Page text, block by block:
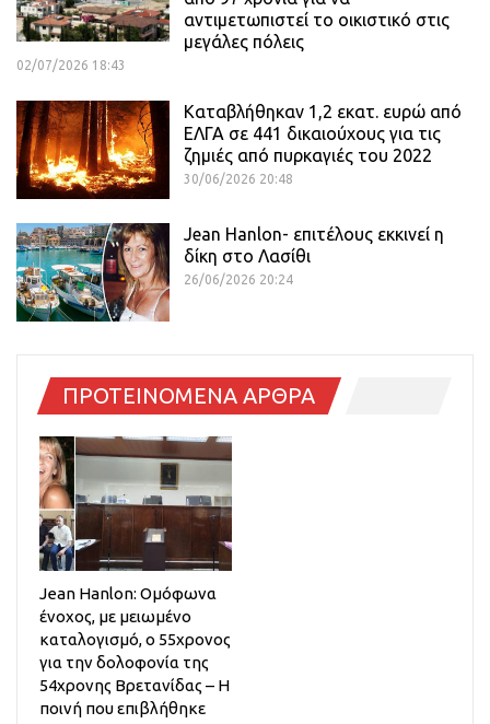
αντιμετωπιστεί το οικιστικό στις
μεγάλες πόλεις
02/07/2026 18:43
Καταβλήθηκαν 1,2 εκατ. ευρώ από
ΕΛΓΑ σε 441 δικαιούχους για τις
ζημιές από πυρκαγιές του 2022
30/06/2026 20:48
Jean Hanlon- επιτέλους εκκινεί η
δίκη στο Λασίθι
26/06/2026 20:24
ΠΡΟΤΕΙΝΟΜΕΝΑ ΑΡΘΡΑ
Jean Hanlon: Ομόφωνα
ένοχος, με μειωμένο
καταλογισμό, ο 55χρονος
για την δολοφονία της
54χρονης Βρετανίδας – Η
ποινή που επιβλήθηκε